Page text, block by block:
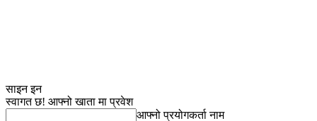
साइन इन
स्वागत छ! आफ्नो खाता मा प्रवेश
आफ्नो प्रयोगकर्ता नाम